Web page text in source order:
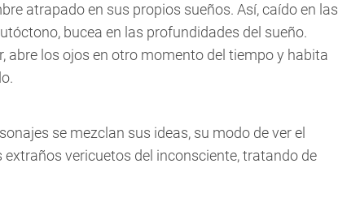
atrapado en sus propios sueños. Así, caído en las
bucea en las profundidades del sueño.
abre los ojos en otro momento del tiempo y habita
se mezclan sus ideas, su modo de ver el
vericuetos del inconsciente, tratando de